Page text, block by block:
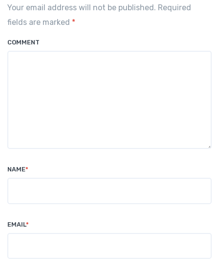
Your email address will not be published. Required
fields are marked *
COMMENT
NAME*
EMAIL*